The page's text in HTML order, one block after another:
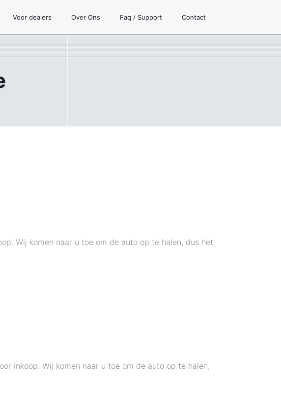
Voor dealers Over Ons Faq / Support Contact
Wij komen naar u toe om de auto op te halen, dus het
inkoop. Wij komen naar u toe om de auto op te halen,